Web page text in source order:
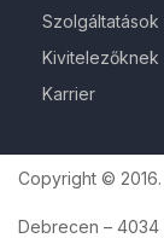
Szolgáltatások
Kivitelezőknek
Karrier
Copyright © 2016.
Debrecen – 4034